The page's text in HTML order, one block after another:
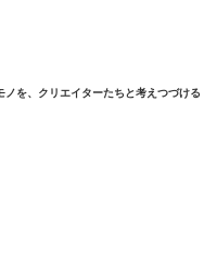
を、クリエイターたちと考えつづける